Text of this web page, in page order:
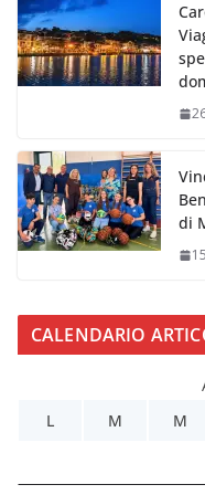
di
CALENDARIO
L
M M